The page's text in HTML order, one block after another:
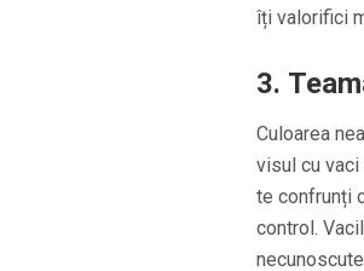
îți valorifici
3.
Culoarea
visul cu
te confrunți
control.